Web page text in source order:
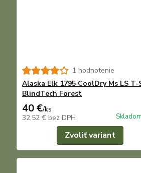
1 hodnotenie
Alaska Elk 1795 CoolDry Ms LS
BlindTech Forest
40 €/ks
32,52 € bez DPH
Zvoliť variant